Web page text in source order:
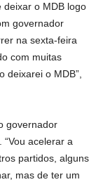
deixar o MDB logo
governador
na sexta-feira
com muitas
deixarei o MDB”,
governador
acelerar a
partidos, alguns
mas de ter um